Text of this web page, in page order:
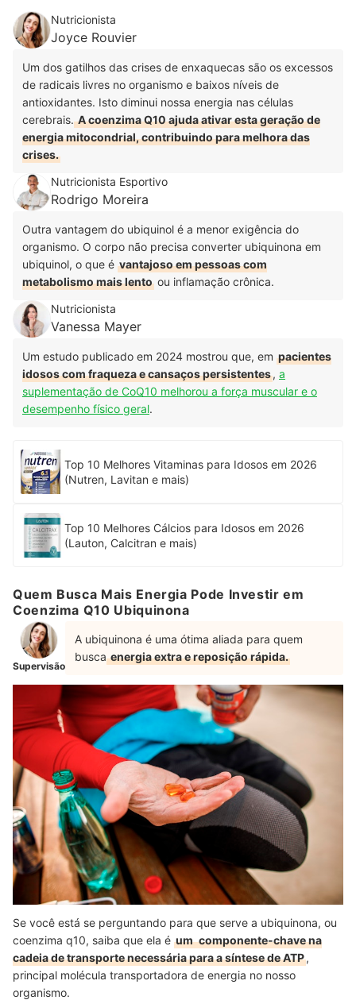
Nutricionista
Joyce Rouvier
Um dos gatilhos das crises de enxaquecas são os excessos
de radicais livres no organismo e baixos níveis de
antioxidantes. Isto diminui nossa energia nas células
cerebrais.A coenzima Q10 ajuda ativar esta geração de
energia mitocondrial, contribuindo para melhora das
crises.
Nutricionista Esportivo
Rodrigo Moreira
Outra vantagem do ubiquinol é a menor exigência do
organismo. O corpo não precisa converter ubiquinona em
ubiquinol, o que é vantajoso em pessoas com
metabolismo mais lento ou inflamação crônica.
Nutricionista
Vanessa Mayer
Um estudo publicado em 2024 mostrou que, em pacientes
idosos com fraqueza e cansaços persistentes, a
suplementação de CoQ10 melhorou a força muscular e o
desempenho físico geral.
Top 10 Melhores Vitaminas para Idosos em 2026
(Nutren, Lavitan e mais)
Top 10 Melhores Cálcios para Idosos em 2026
(Lauton, Calcitran e mais)
Quem Busca Mais Energia Pode Investir em
Coenzima Q10 Ubiquinona
Supervisão
A ubiquinona é uma ótima aliada para quem
buscaenergia extra e reposição rápida.
Se você está se perguntando para que serve a ubiquinona, ou
coenzima q10, saiba que ela é um componente-chave na
cadeia de transporte necessária para a síntese de ATP,
principal molécula transportadora de energia no nosso
organismo.